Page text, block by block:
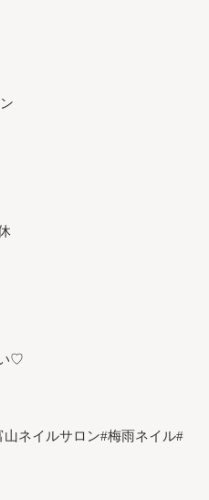
♡
ネイルサロン#梅雨ネイル#